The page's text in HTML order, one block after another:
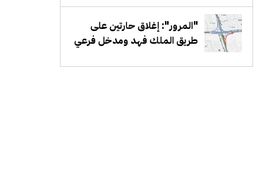
"المرور": إغلاق حارتين على
طريق الملك فهد ومدخل فرعي